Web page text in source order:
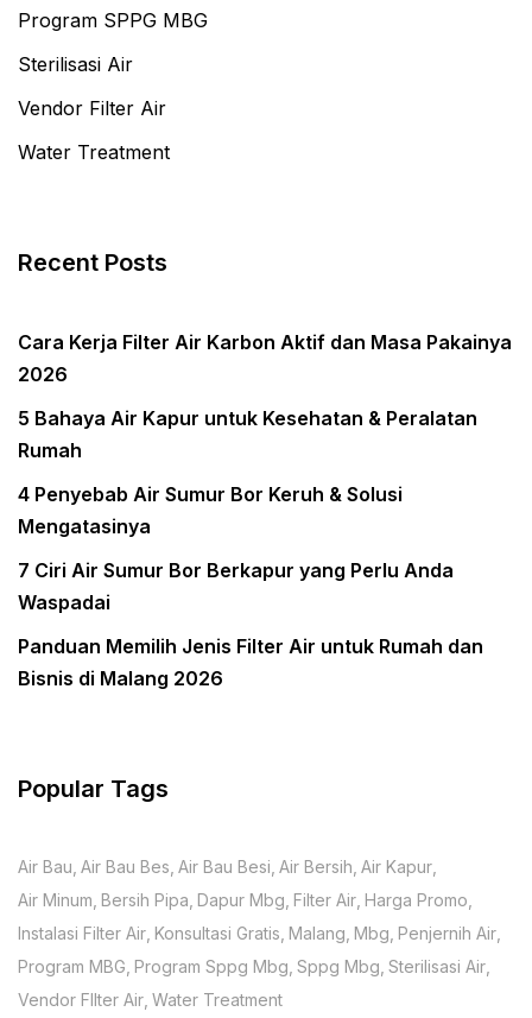
Program SPPG MBG
Sterilisasi Air
Vendor Filter Air
Water Treatment
Recent Posts
Cara Kerja Filter Air Karbon Aktif dan Masa Pakainya
2026
5 Bahaya Air Kapur untuk Kesehatan & Peralatan
Rumah
4 Penyebab Air Sumur Bor Keruh & Solusi
Mengatasinya
7 Ciri Air Sumur Bor Berkapur yang Perlu Anda
Waspadai
Panduan Memilih Jenis Filter Air untuk Rumah dan
Bisnis di Malang 2026
Popular Tags
Air Bau Air Bau Bes Air Bau Besi Air Bersih Air Kapur
Air Minum Bersih Pipa Dapur Mbg Filter Air Harga Promo
Instalasi Filter Air Konsultasi Gratis Malang Mbg Penjernih Air
Program MBG Program Sppg Mbg Sppg Mbg Sterilisasi Air
Vendor FIlter Air Water Treatment